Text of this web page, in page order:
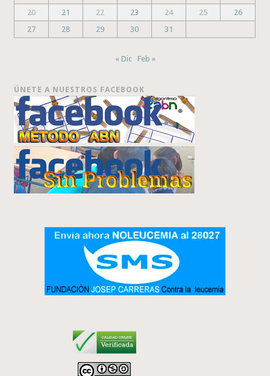
20
21 22 23 24 25
26
27
28 29 30 31
« Dic Feb »
ÚNETE A NUESTROS FACEBOOK